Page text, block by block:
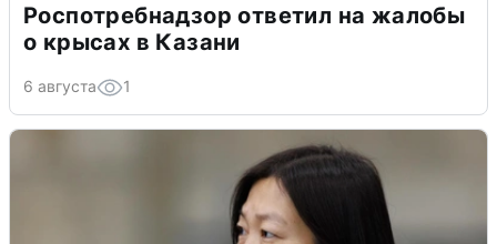
Роспотребнадзор ответил на жалобы
о крысах в Казани
6 августа 1